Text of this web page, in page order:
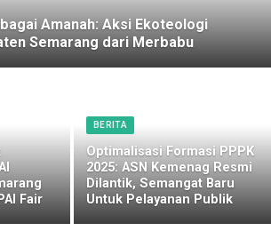
Amanah: Aksi Ekoteologi
Semarang dari Merbabu
Fair
BERITA
Optimalisasi Formasi PPPK
2025: ASN Kemenag Resmi
Dilantik, Semangat Baru
Untuk Pelayanan Publik